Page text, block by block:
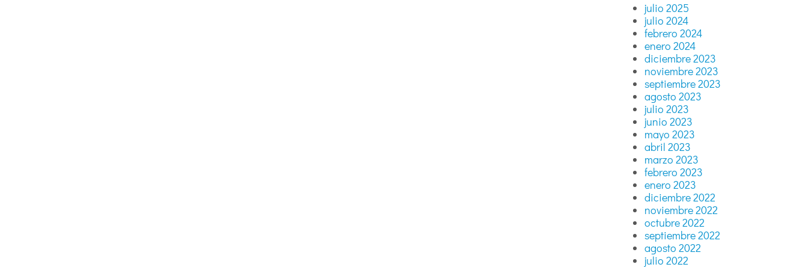
julio 2025
julio 2024
febrero 2024
enero 2024
diciembre 2023
noviembre 2023
septiembre 2023
agosto 2023
julio 2023
junio 2023
mayo 2023
abril 2023
marzo 2023
febrero 2023
enero 2023
diciembre 2022
noviembre 2022
octubre 2022
septiembre 2022
agosto 2022
julio 2022